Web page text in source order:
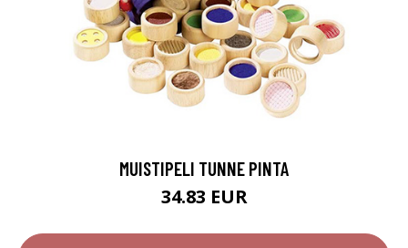
MUISTIPELI TUNNE PINTA
34.83 EUR